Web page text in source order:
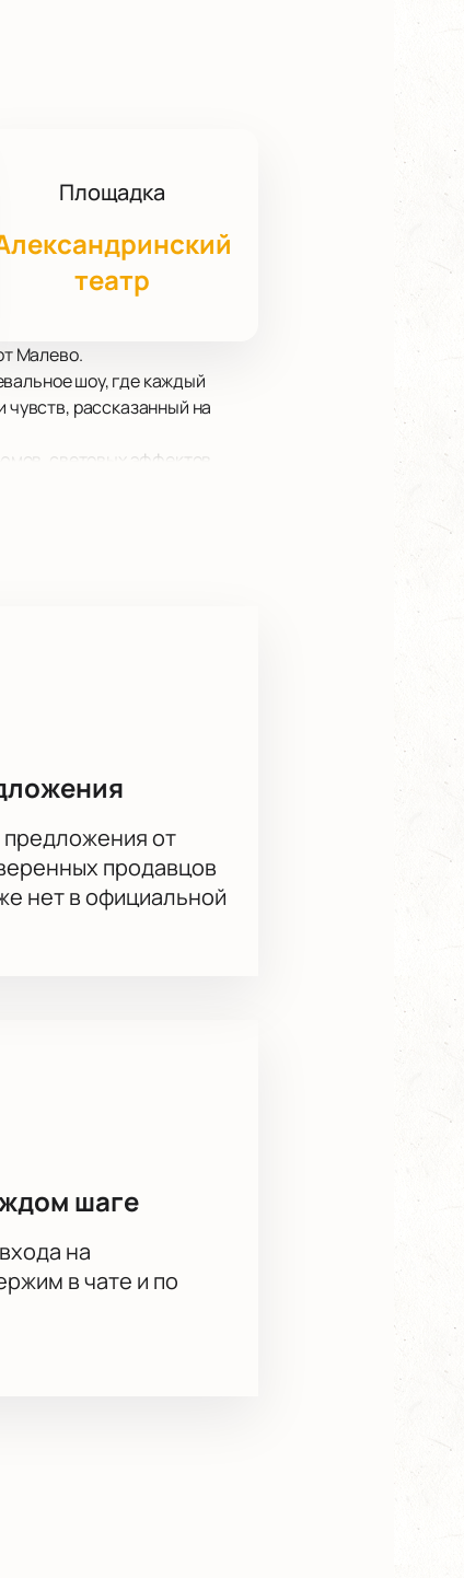
Площадка
театр
Малево.
шоу, где каждый
рассказанный на
световых эффектов.
от
продавцов
нет в официальной
шаге
на
в чате и по